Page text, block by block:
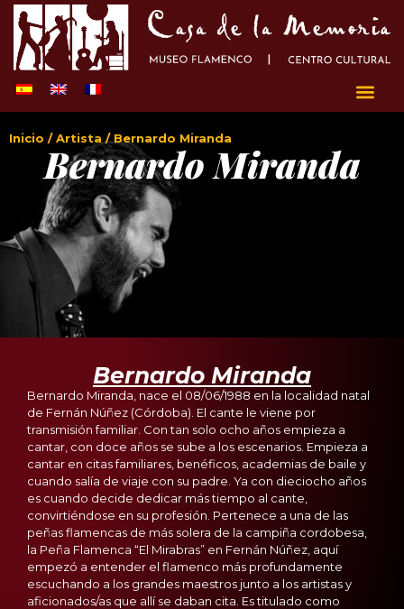
Inicio /Artista / Bernardo Miranda
Bernardo Miranda
Bernardo Miranda
Bernardo Miranda, nace el 08/06/1988 en la localidad natal
de Fernán Núñez (Córdoba). El cante le viene por
transmisión familiar. Con tan solo ocho años empieza a
cantar, con doce años se sube a los escenarios. Empieza a
cantar en citas familiares, benéficos, academias de baile y
cuando salía de viaje con su padre. Ya con dieciocho años
es cuando decide dedicar más tiempo al cante,
convirtiéndose en su profesión. Pertenece a una de las
peñas flamencas de más solera de la campiña cordobesa,
la Peña Flamenca “El Mirabras” en Fernán Núñez, aquí
empezó a entender el flamenco más profundamente
escuchando a los grandes maestros junto a los artistas y
aficionados/as que allí se daban cita. Es titulado como